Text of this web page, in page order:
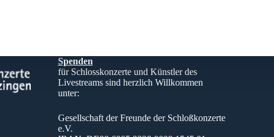
Spenden
für Schlosskonzerte und Künstler des
Livestreams sind herzlich Willkommen
unter:
Gesellschaft der Freunde der Schloßkonzerte
e.V.